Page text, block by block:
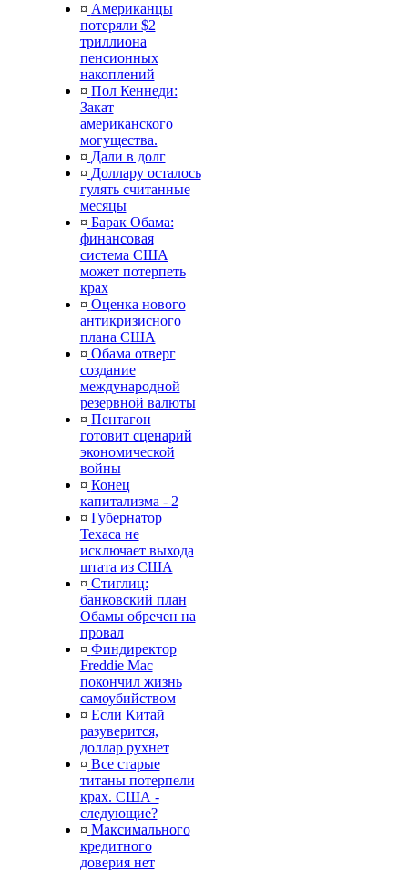
¤ Американцы
потеряли $2
триллиона
пенсионных
накоплений
¤ Пол Кеннеди:
Закат
американского
могущества.
¤ Дали в долг
¤ Доллару осталось
гулять считанные
месяцы
¤ Барак Обама:
финансовая
система США
может потерпеть
крах
¤ Оценка нового
антикризисного
плана США
¤ Обама отверг
создание
международной
резервной валюты
¤ Пентагон
готовит сценарий
экономической
войны
¤ Конец
капитализма - 2
¤ Губернатор
Техаса не
исключает выхода
штата из США
¤ Стиглиц:
банковский план
Обамы обречен на
провал
¤ Финдиректор
Freddie Mac
покончил жизнь
самоубийством
¤ Если Китай
разуверится,
доллар рухнет
¤ Все старые
титаны потерпели
крах. США -
следующие?
¤ Максимального
кредитного
доверия нет